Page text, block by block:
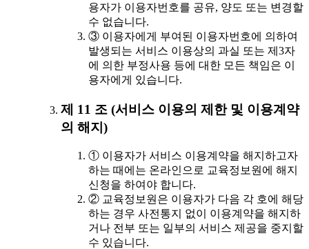
용자가 이용자번호를 공유, 양도 또는 변경할
수 없습니다.
③ 이용자에게 부여된 이용자번호에 의하여
발생되는 서비스 이용상의 과실 또는 제3자
에 의한 부정사용 등에 대한 모든 책임은 이
용자에게 있습니다.
제 11 조 (서비스 이용의 제한 및 이용계약
의 해지)
① 이용자가 서비스 이용계약을 해지하고자
하는 때에는 온라인으로 교육정보원에 해지
신청을 하여야 합니다.
② 교육정보원은 이용자가 다음 각 호에 해당
하는 경우 사전통지 없이 이용계약을 해지하
거나 전부 또는 일부의 서비스 제공을 중지할
수 있습니다.